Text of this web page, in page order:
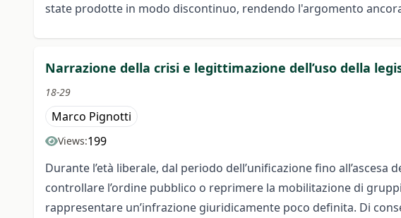
state prodotte in modo discontinuo, rendendo l'argomento
Narrazione della crisi e legittimazione dell’uso della
18-29
Marco Pignotti
Views:199
Durante l’età liberale, dal periodo dell’unificazione fino
controllare l’ordine pubblico o reprimere la mobilitazione di
rappresentare un’infrazione giuridicamente poco definita. Di